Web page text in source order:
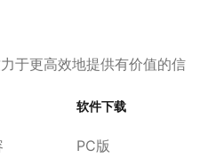
于更高效地提供有价值的信
软件下载
PC版